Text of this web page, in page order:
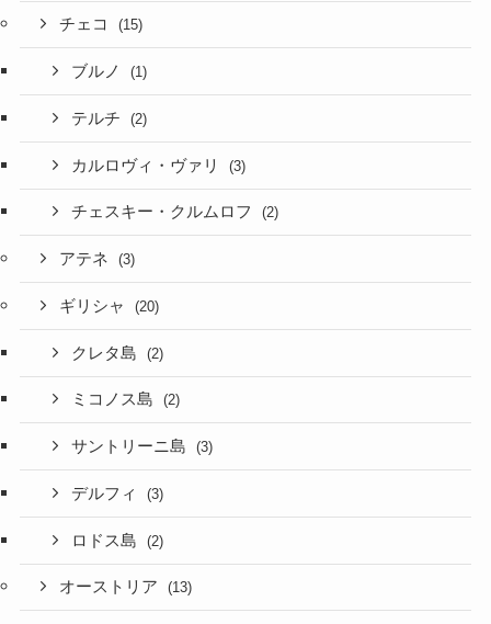
チェコ (15)
ブルノ (1)
テルチ (2)
カルロヴィ・ヴァリ (3)
チェスキー・クルムロフ (2)
アテネ (3)
ギリシャ (20)
クレタ島 (2)
ミコノス島 (2)
サントリーニ島 (3)
デルフィ (3)
ロドス島 (2)
オーストリア (13)